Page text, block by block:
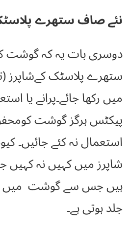
نئے صاف ستھرے
دوسری بات یہ کہ گوشت
ستھرے پلاسٹک کےشاپرز
میں رکھا جائے۔پرانے یا
پیکٹس ہرگز گوشت
استعمال نہ کئے جائیں۔
شاپرز میں کہیں نہ کہیں
ہیں جس سے گوشت میں
جلد ہوتی ہے۔